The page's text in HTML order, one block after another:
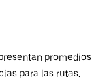
promedios
para las rutas.